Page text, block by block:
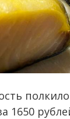
1650